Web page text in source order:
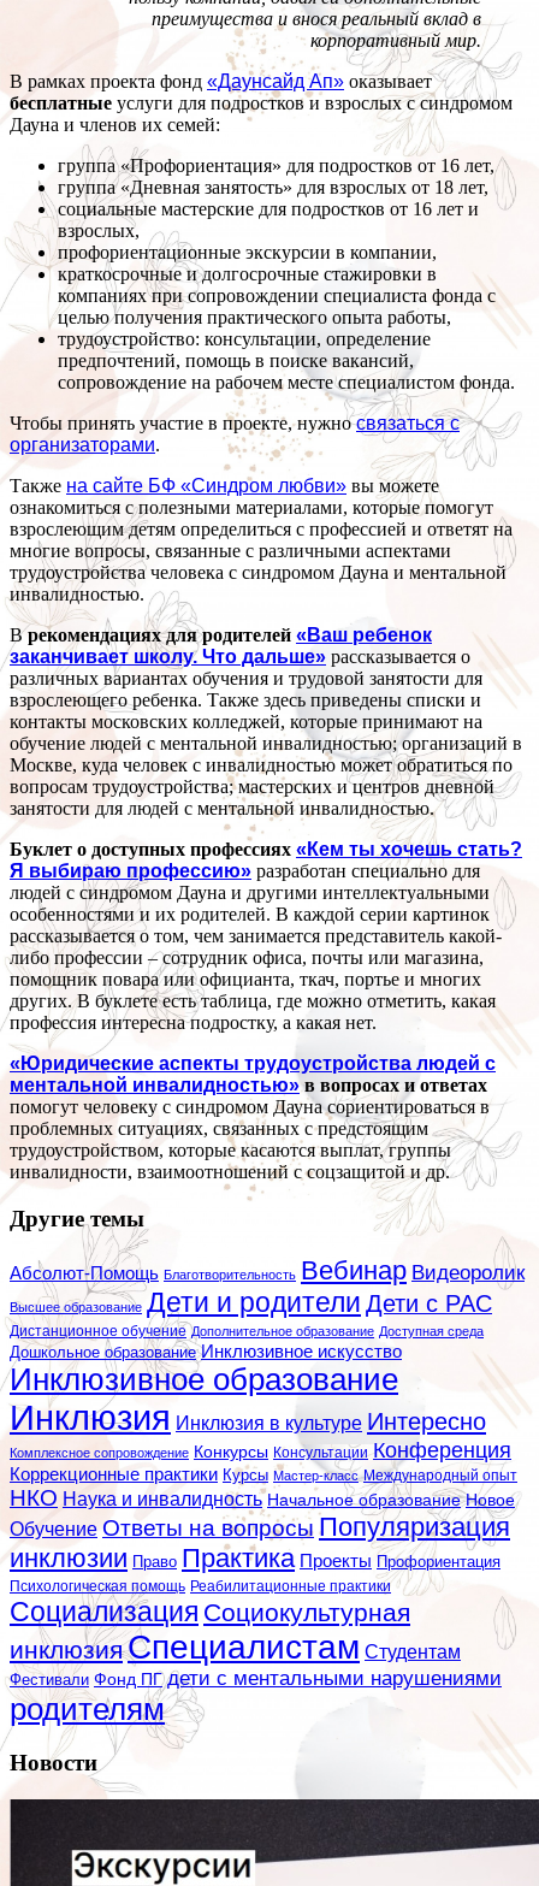
преимущества и внося реальный вклад в
корпоративный мир.
В рамках проекта фонд «Даунсайд Ап» оказывает
бесплатные услуги для подростков и взрослых с синдромом
Дауна и членов их семей:
группа «Профориентация» для подростков от 16 лет,
группа «Дневная занятость» для взрослых от 18 лет,
социальные мастерские для подростков от 16 лет и
взрослых,
профориентационные экскурсии в компании,
краткосрочные и долгосрочные стажировки в
компаниях при сопровождении специалиста фонда с
целью получения практического опыта работы,
трудоустройство: консультации, определение
предпочтений, помощь в поиске вакансий,
сопровождение на рабочем месте специалистом фонда.
Чтобы принять участие в проекте, нужносвязаться с
организаторами.
Также на сайте БФ «Синдром любви» вы можете
ознакомиться с полезными материалами, которые помогут
взрослеющим детям определиться с профессией и ответят на
многие вопросы, связанные с различными аспектами
трудоустройства человека с синдромом Дауна и ментальной
инвалидностью.
Врекомендациях для родителей «Ваш ребенок
заканчивает школу. Что дальше» рассказывается о
различных вариантах обучения и трудовой занятости для
взрослеющего ребенка. Также здесь приведены списки и
контакты московских колледжей, которые принимают на
обучение людей с ментальной инвалидностью; организаций в
Москве, куда человек с инвалидностью может обратиться по
вопросам трудоустройства; мастерских и центров дневной
занятости для людей с ментальной инвалидностью.
Буклет о доступных профессиях «Кем ты хочешь стать?
Я выбираю профессию» разработан специально для
людей с синдромом Дауна и другими интеллектуальными
особенностями и их родителей. В каждой серии картинок
рассказывается о том, чем занимается представитель какой-
либо профессии – сотрудник офиса, почты или магазина,
помощник повара или официанта, ткач, портье и многих
других. В буклете есть таблица, где можно отметить, какая
профессия интересна подростку, а какая нет.
«Юридические аспекты трудоустройства людей с
ментальной инвалидностью»в вопросах и ответах
помогут человеку с синдромом Дауна сориентироваться в
проблемных ситуациях, связанных с предстоящим
трудоустройством, которые касаются выплат, группы
инвалидности, взаимоотношений с соцзащитой и др.
Другие темы
Абсолют-Помощь Благотворительность Вебинар Видеоролик
Высшее образование Дети и родители Дети с РАС
Дистанционное обучение Дополнительное образование Доступная среда
Дошкольное образование Инклюзивное искусство
Инклюзивное образование
Инклюзия Инклюзия в культуре Интересно
Комплексное сопровождение Конкурсы Консультации Конференция
Коррекционные практики Курсы Мастер-класс Международный опыт
НКО Наука и инвалидность Начальное образование Новое
Обучение Ответы на вопросы Популяризация
инклюзии Право Практика Проекты Профориентация
Психологическая помощь Реабилитационные практики
Социализация Социокультурная
инклюзияСпециалистам Студентам
Фестивали Фонд ПГ дети с ментальными нарушениями
родителям
Новости